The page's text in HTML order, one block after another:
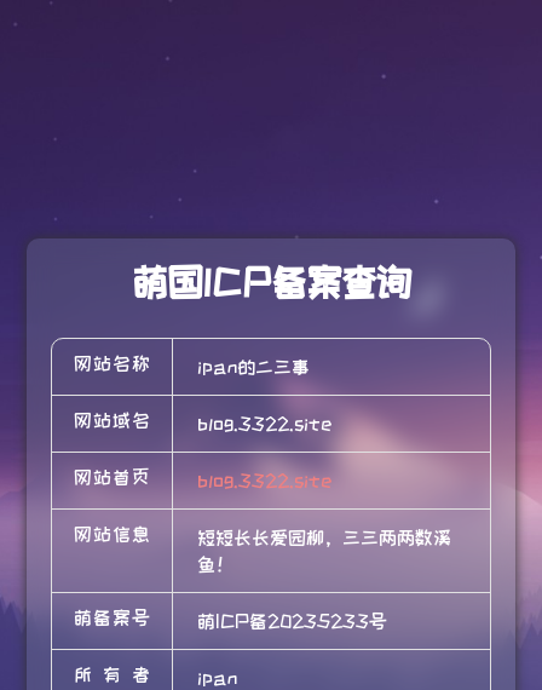
萌国ICP备案查询
网站名称 ipan的二三事
网站域名 blog.3322.site
网站首页 blog.3322.site
网站信息
短短长长爱园柳，三三两两数溪
鱼！
萌备案号 萌ICP备20235233号
所有者 ipan